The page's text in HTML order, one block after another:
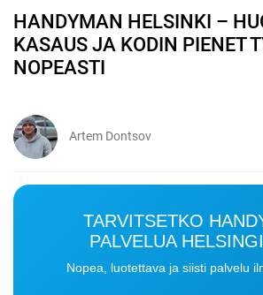
HANDYMAN HELSINKI –
KASAUS JA KODIN PIENET
NOPEASTI
Artem Dontsov
TARVITSETKO
PALVELUA
Nopea, luotettava ja siisti palvelu